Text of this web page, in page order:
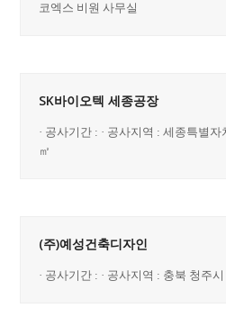
코엑스 비원 사무실
SK바이오텍 세종공장
· 공사기간 : · 공사지역 : 세종특별
㎡
(주)예성건축디자인
· 공사기간 : · 공사지역 : 충북 청주